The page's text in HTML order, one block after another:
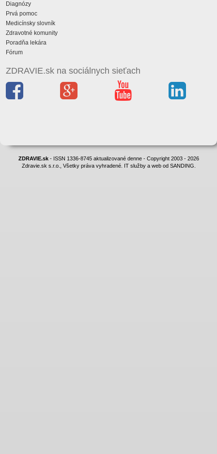
Diagnózy
Prvá pomoc
Medicínsky slovník
Zdravotné komunity
Poradňa lekára
Fórum
ZDRAVIE.sk na sociálnych sieťach
ZDRAVIE.sk- ISSN 1336-8745 aktualizované denne - Copyright 2003 - 2026
Zdravie.sk s.r.o., Všetky práva vyhradené. IT služby a web od SANDING.